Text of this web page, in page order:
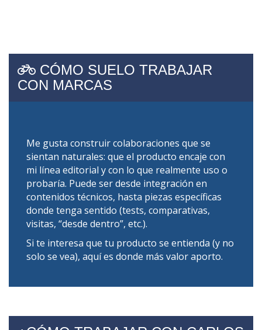
CÓMO SUELO TRABAJAR
CON MARCAS
Me gusta construir colaboraciones que se
sientan naturales: que el producto encaje con
mi línea editorial y con lo que realmente uso o
probaría. Puede ser desde integración en
contenidos técnicos, hasta piezas específicas
donde tenga sentido (tests, comparativas,
visitas, “desde dentro”, etc.).
Si te interesa que tu producto se entienda (y no
solo se vea), aquí es donde más valor aporto.